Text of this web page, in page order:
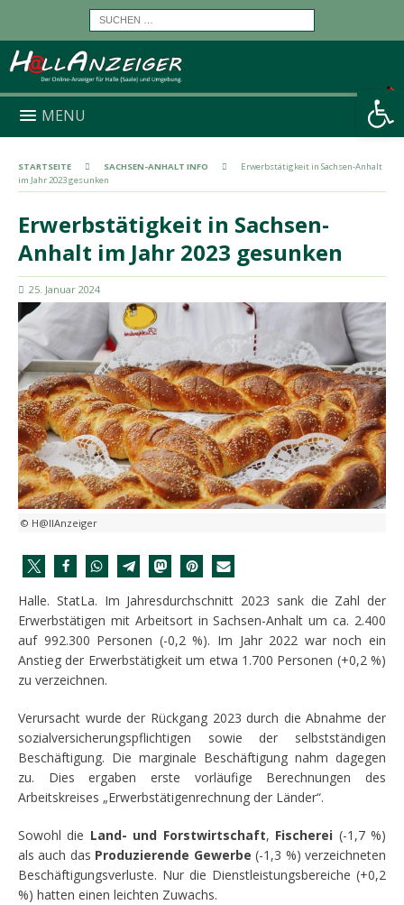
Werkzeugleiste öffnen
MENU
STARTSEITE SACHSEN-ANHALT INFO
Erwerbstätigkeit in Sachsen-Anhalt
im Jahr 2023 gesunken
Erwerbstätigkeit in Sachsen-
Anhalt im Jahr 2023 gesunken
25. Januar 2024
© H@llAnzeiger
Halle. StatLa. Im Jahresdurchschnitt 2023 sank die Zahl der
Erwerbstätigen mit Arbeitsort in Sachsen-Anhalt um ca. 2.400
auf 992.300 Personen (-0,2 %). Im Jahr 2022 war noch ein
Anstieg der Erwerbstätigkeit um etwa 1.700 Personen (+0,2 %)
zu verzeichnen.
Verursacht wurde der Rückgang 2023 durch die Abnahme der
sozialversicherungspflichtigen sowie der selbstständigen
Beschäftigung. Die marginale Beschäftigung nahm dagegen
zu. Dies ergaben erste vorläufige Berechnungen des
Arbeitskreises „Erwerbstätigenrechnung der Länder“.
Sowohl die Land- und Forstwirtschaft, Fischerei (-1,7 %)
als auch das Produzierende Gewerbe (-1,3 %) verzeichneten
Beschäftigungsverluste. Nur die Dienstleistungsbereiche (+0,2
%) hatten einen leichten Zuwachs.